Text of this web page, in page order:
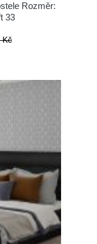
Rozměr:
33
Kč